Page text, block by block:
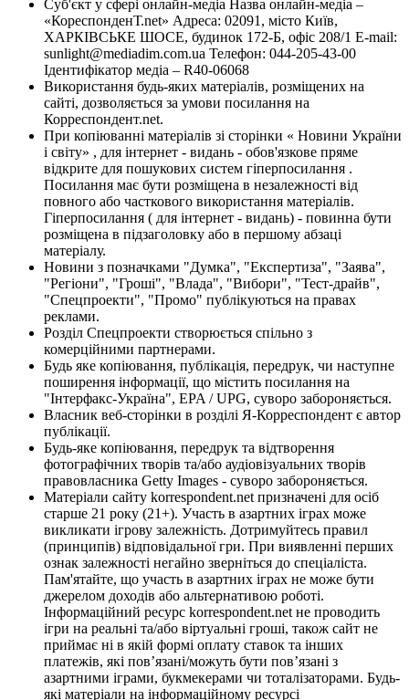
Суб'єкт у сфері онлайн-медіа Назва онлайн-медіа –
«КореспонденТ.net» Адреса: 02091, місто Київ,
ХАРКІВСЬКЕ ШОСЕ, будинок 172-Б, офіс 208/1 E-mail:
sunlight@mediadim.com.ua Телефон: 044-205-43-00
Ідентифікатор медіа – R40-06068
Використання будь-яких матеріалів, розміщених на
сайті, дозволяється за умови посилання на
Корреспондент.net.
При копіюванні матеріалів зі сторінки « Новини України
і світу» , для інтернет - видань - обов'язкове пряме
відкрите для пошукових систем гіперпосилання .
Посилання має бути розміщена в незалежності від
повного або часткового використання матеріалів.
Гіперпосилання ( для інтернет - видань) - повинна бути
розміщена в підзаголовку або в першому абзаці
матеріалу.
Новини з позначками "Думка", "Експертиза", "Заява",
"Регіони", "Гроші", "Влада", "Вибори", "Тест-драйв",
"Спецпроекти", "Промо" публікуються на правах
реклами.
Розділ Спецпроекти створюється спільно з
комерційними партнерами.
Будь яке копіювання, публікація, передрук, чи наступне
поширення інформації, що містить посилання на
"Інтерфакс-Україна", EPA / UPG, суворо забороняється.
Власник веб-сторінки в розділі Я-Корреспондент є автор
публікації.
Будь-яке копіювання, передрук та відтворення
фотографічних творів та/або аудіовізуальних творів
правовласника Getty Images - суворо забороняється.
Матеріали сайту korrespondent.net призначені для осіб
старше 21 року (21+). Участь в азартних іграх може
викликати ігрову залежність. Дотримуйтесь правил
(принципів) відповідальної гри. При виявленні перших
ознак залежності негайно зверніться до спеціаліста.
Пам'ятайте, що участь в азартних іграх не може бути
джерелом доходів або альтернативою роботі.
Інформаційний ресурс korrespondent.net не проводить
ігри на реальні та/або віртуальні гроші, також сайт не
приймає ні в якій формі оплату ставок та інших
платежів, які пов’язані/можуть бути пов’язані з
азартними іграми, букмекерами чи тоталізаторами. Будь-
які матеріали на інформаційному ресурсі